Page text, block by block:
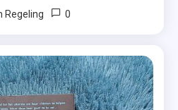
Regeling 0